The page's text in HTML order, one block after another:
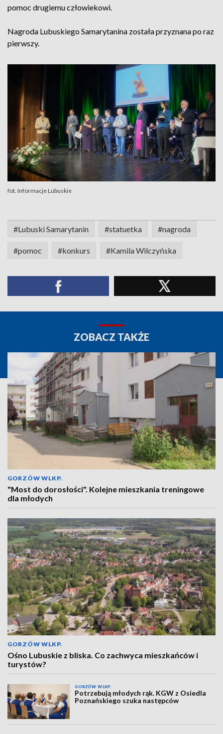
pomoc drugiemu człowiekowi.
Nagroda Lubuskiego Samarytanina została przyznana po raz
pierwszy.
fot. Informacje Lubuskie
#Lubuski Samarytanin #statuetka #nagroda
#pomoc #konkurs #Kamila Wilczyńska
ZOBACZ TAKŻE
GORZÓW WLKP.
"Most do dorosłości". Kolejne mieszkania treningowe
dla młodych
GORZÓW WLKP.
Ośno Lubuskie z bliska. Co zachwyca mieszkańców i
turystów?
GORZÓW WLKP.
Potrzebują młodych rąk. KGW z Osiedla
Poznańskiego szuka następców